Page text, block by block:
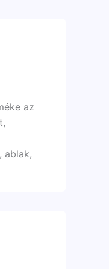
az
ablak,